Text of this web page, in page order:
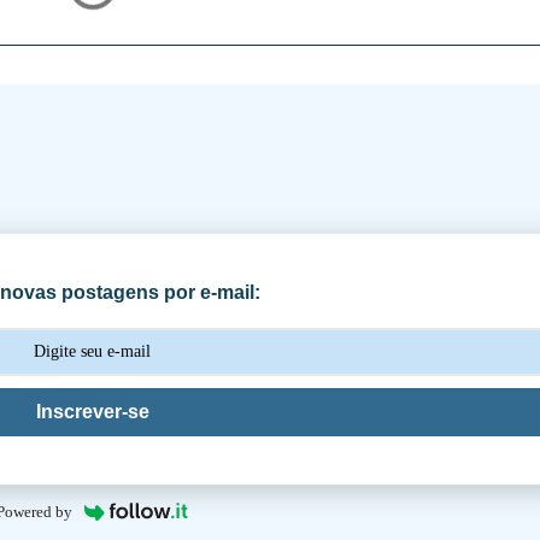
postagens por e-mail:
Inscrever-se
by